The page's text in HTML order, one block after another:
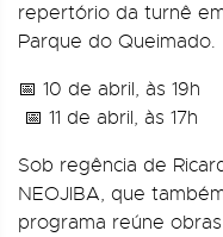
repertório da turnê
Parque do Queimado.
📅 10 de abril, às 19h
📅 11 de abril, às 17h
Sob regência de
NEOJIBA, que
programa reúne